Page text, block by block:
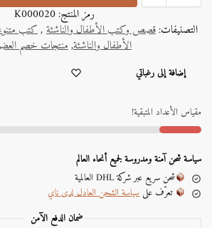
رمز المنتج:K000020
التصنيفات:قصص وكتب الأطفال والناشئة,كتب
الأطفال والناشئة,منتجات خصم
e
r
a
t
i
v
إضافة إلى رغباتي
مقياس الأعداد المتبقية!
سياسة شحن آمنة ومدروسة لجميع أنحاء العالم
شحن سريع عبر شركة DHL العالمية
تعرّف علىسياسة الشحن العادل لدى ناي
ضمان الدفع الآمن